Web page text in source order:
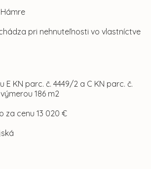
pri nehnuteľnosti vo vlastníctve
E KN parc. č. 4449/2 a C KN parc. č.
186 m2
za cenu 13 020 €